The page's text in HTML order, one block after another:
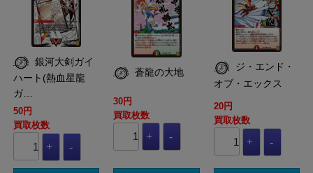
ハート(熱血星龍
ガ…
50円
買取枚数
蒼龍の大地
30円
買取枚数
オブ・エックス
20円
買取枚数